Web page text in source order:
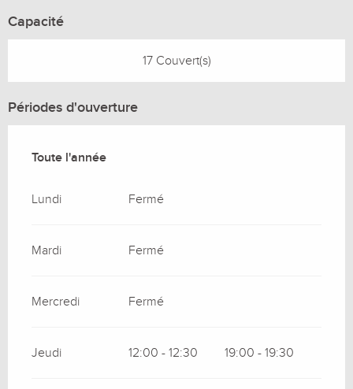
Capacité
17 Couvert(s)
Périodes d'ouverture
Toute l'année
Toute l'année
Lundi Fermé
Mardi Fermé
Mercredi Fermé
Jeudi 12:00 - 12:30 19:00 - 19:30